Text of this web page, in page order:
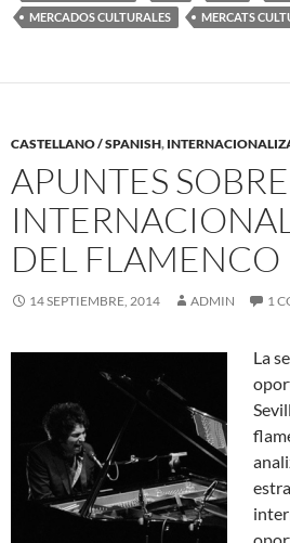
MERCADOS CULTURALES
MERCATS
CASTELLANO / SPANISH,
APUNTES
DEL FLAMENCO
14 SEPTIEMBRE, 2014 ADMIN 1
La